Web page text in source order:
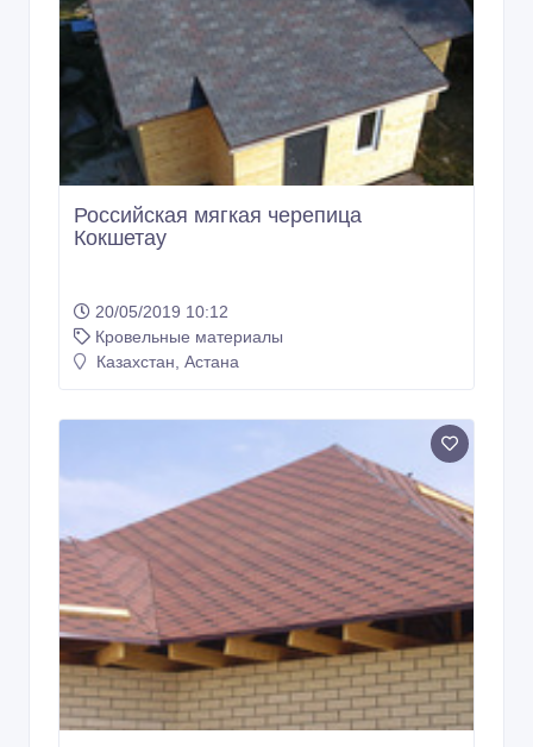
Российская мягкая черепица
Кокшетау
20/05/2019 10:12
Кровельные материалы
Казахстан, Астана